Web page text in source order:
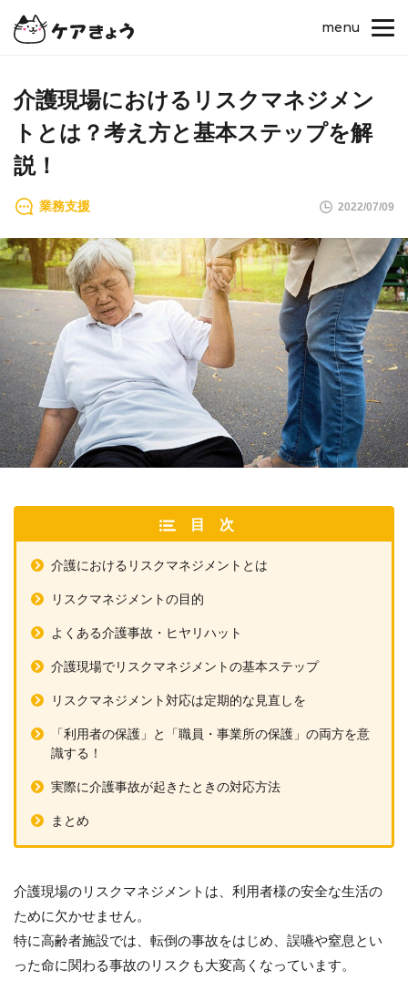
menu
介護現場におけるリスクマネジメン
トとは？考え方と基本ステップを解
説！
業務支援 2022/07/09
目次
介護におけるリスクマネジメントとは
リスクマネジメントの目的
よくある介護事故・ヒヤリハット
介護現場でリスクマネジメントの基本ステップ
リスクマネジメント対応は定期的な見直しを
「利用者の保護」と「職員・事業所の保護」の両方を意
識する！
実際に介護事故が起きたときの対応方法
まとめ
介護現場のリスクマネジメントは、利用者様の安全な生活の
ために欠かせません。
特に高齢者施設では、転倒の事故をはじめ、誤嚥や窒息とい
った命に関わる事故のリスクも大変高くなっています。